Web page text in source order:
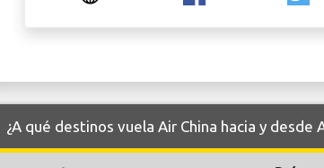
¿A qué destinos vuela Air China hacia y